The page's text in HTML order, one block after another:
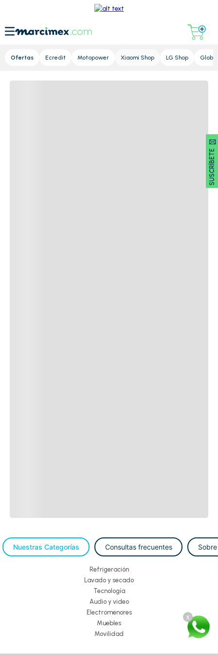
Ofertas Ecredit Motopower Xiaomi Shop LG Shop Global
SUSCRÍBETE 🖂
x
Nuestras Categorías Consultas frecuentes
Refrigeración
Lavado y secado
Tecnología
Audio y video
Electromenores
Muebles
Movilidad